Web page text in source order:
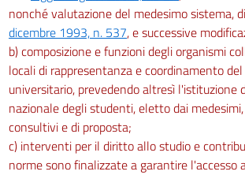
nonché valutazione del medesimo sistema,
dicembre 1993, n. 537, e successive
b) composizione e funzioni degli organismi
locali di rappresentanza e coordinamento
universitario, prevedendo altresì l'istituzione
nazionale degli studenti, eletto dai
consultivi e di proposta;
c) interventi per il diritto allo studio e
norme sono finalizzate a garantire l'accesso